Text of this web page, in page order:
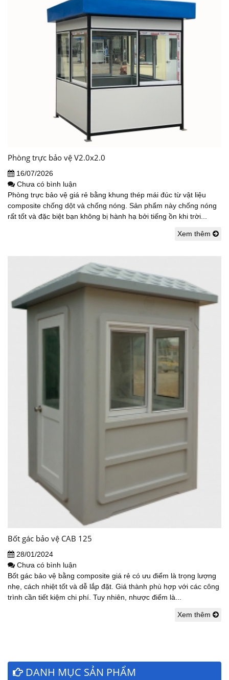
Phòng trực bảo vệ V2.0x2.0
16/07/2026
Chưa có bình luận
Phòng trực bảo vệ giá rẻ bằng khung thép mái đúc từ vật liệu
composite chống dột và chống nóng. Sản phẩm này chống nóng
rất tốt và đặc biệt bạn không bị hành hạ bởi tiếng ồn khi trời...
Xem thêm
Bốt gác bảo vệ CAB 125
28/01/2024
Chưa có bình luận
Bốt gác bảo vệ bằng composite giá rẻ có ưu điểm là trọng lượng
nhẹ, cách nhiệt tốt và dễ lắp đặt. Giá thành phù hợp với các công
trình cần tiết kiệm chi phí. Tuy nhiên, nhược điểm là...
Xem thêm
DANH MỤC SẢN PHẨM